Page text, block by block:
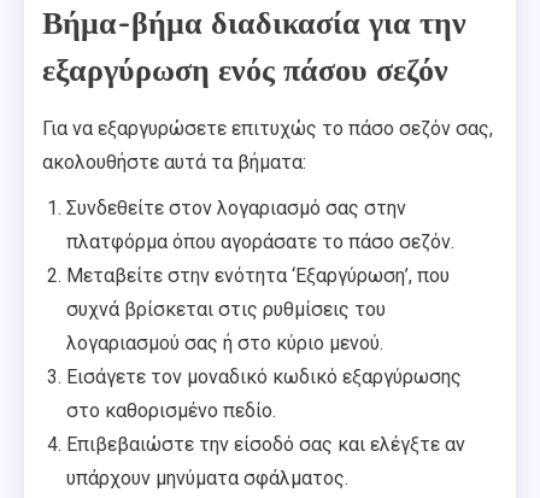
Βήμα-βήμα διαδικασία για την
εξαργύρωση ενός πάσου σεζόν
Για να εξαργυρώσετε επιτυχώς το πάσο σεζόν σας,
ακολουθήστε αυτά τα βήματα:
Συνδεθείτε στον λογαριασμό σας στην
πλατφόρμα όπου αγοράσατε το πάσο σεζόν.
Μεταβείτε στην ενότητα ‘Εξαργύρωση’, που
συχνά βρίσκεται στις ρυθμίσεις του
λογαριασμού σας ή στο κύριο μενού.
Εισάγετε τον μοναδικό κωδικό εξαργύρωσης
στο καθορισμένο πεδίο.
Επιβεβαιώστε την είσοδό σας και ελέγξτε αν
υπάρχουν μηνύματα σφάλματος.